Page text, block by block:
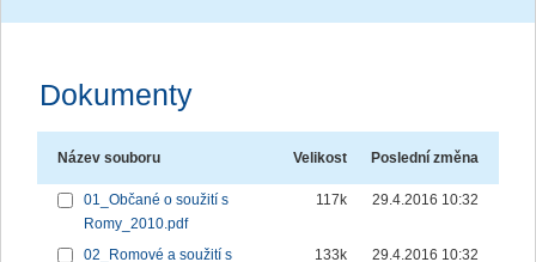
Dokumenty
Název souboru Velikost Poslední změna
01_Občané o soužití s
Romy_2010.pdf
117k 29.4.2016 10:32
02_Romové a soužití s
133k 29.4.2016 10:32